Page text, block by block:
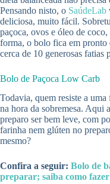
Pensando nisto, o SaúdeLab
deliciosa, muito fácil.
paçoca, ovos e óleo de
forma, o bolo fica em pronto
cerca de 10 generosas fatias
Bolo de Paçoca Low Carb
Todavia, quem resiste a
na hora da sobremesa. Aqui
preparo ser bem leve, com
farinha nem glúten no
mesmo?
Confira a seguir: Bolo de
preparar; saiba como